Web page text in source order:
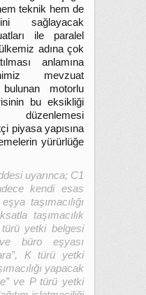
teknik hem de
sağlayacak
ile paralel
adına çok
anlamına
mevzuat
bulunan motorlu
bu eksikliği
düzenlemesi
piyasa yapısına
yürürlüğe
uyarınca; C1
kendi esas
taşımacılığı
taşımacılık
yetki belgesi
büro eşyası
K türü yetki
yapacak
ve P türü yetki